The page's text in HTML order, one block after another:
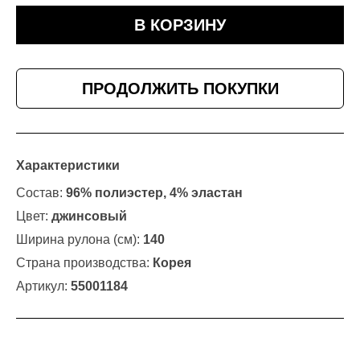
В КОРЗИНУ
ПРОДОЛЖИТЬ ПОКУПКИ
Характеристики
Состав: 96% полиэстер, 4% эластан
Цвет: джинсовый
Ширина рулона (см): 140
Страна производства: Корея
Артикул: 55001184